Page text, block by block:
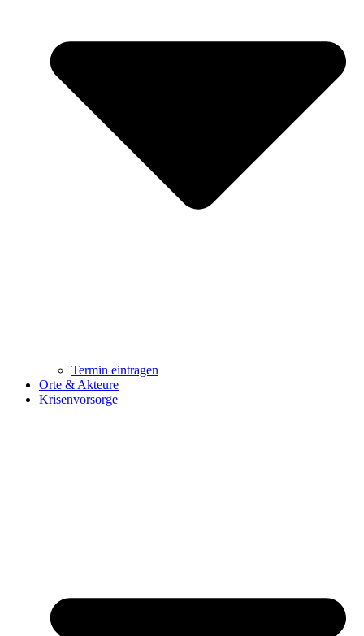
Termin eintragen
Orte & Akteure
Krisenvorsorge